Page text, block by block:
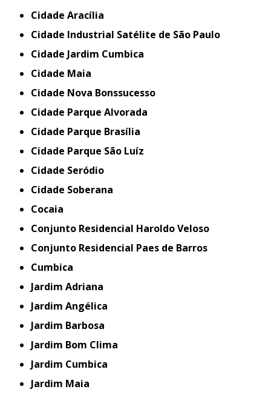
Cidade Aracília
Cidade Industrial Satélite de São Paulo
Cidade Jardim Cumbica
Cidade Maia
Cidade Nova Bonssucesso
Cidade Parque Alvorada
Cidade Parque Brasília
Cidade Parque São Luíz
Cidade Seródio
Cidade Soberana
Cocaia
Conjunto Residencial Haroldo Veloso
Conjunto Residencial Paes de Barros
Cumbica
Jardim Adriana
Jardim Angélica
Jardim Barbosa
Jardim Bom Clima
Jardim Cumbica
Jardim Maia